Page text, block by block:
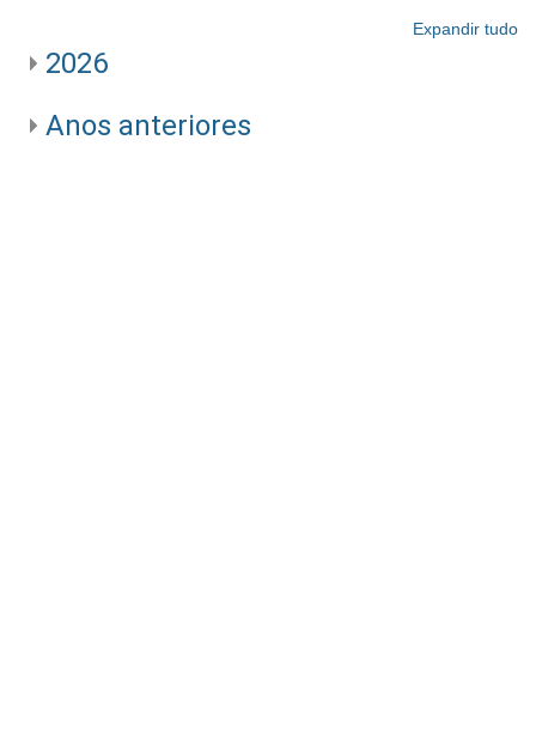
Expandir tudo
2026
Anos anteriores